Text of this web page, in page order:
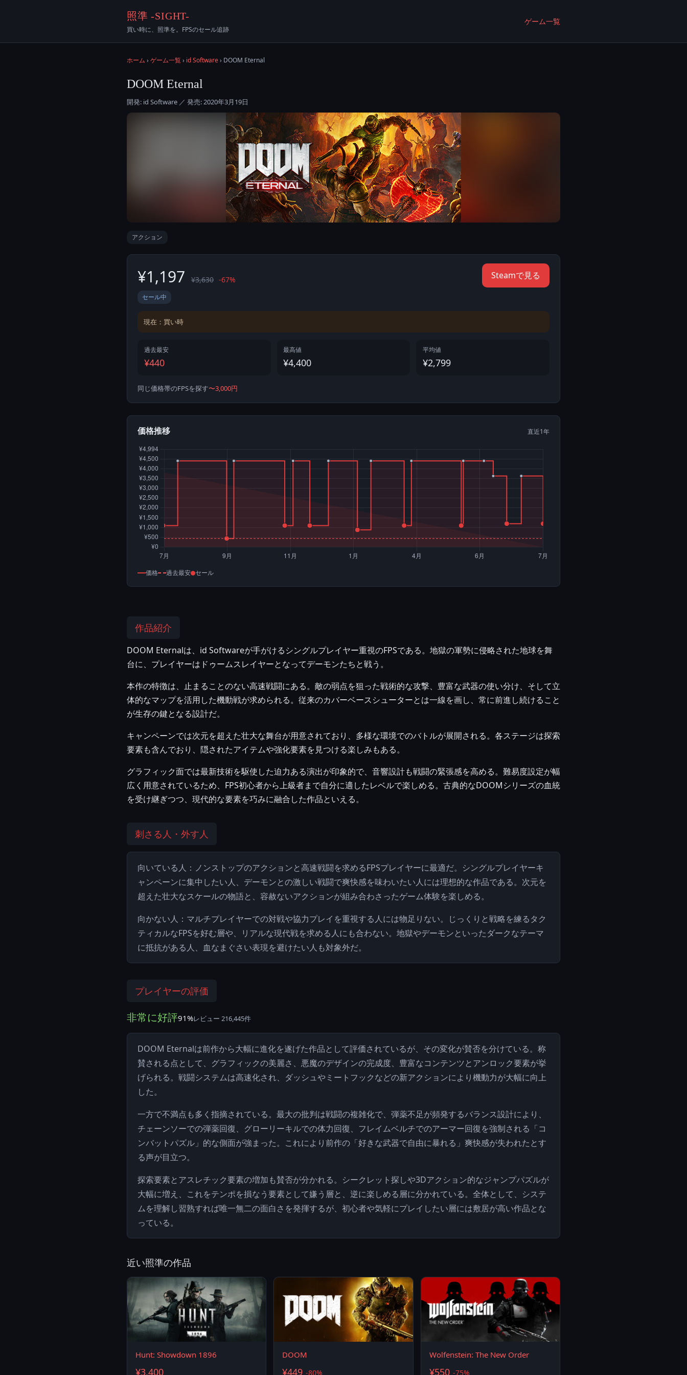
照準 -SIGHT-
買い時に、照準を。FPSのセール追跡
ゲーム一覧
ホーム › ゲーム一覧› id Software› DOOM Eternal
DOOM Eternal
開発: id Software ／ 発売: 2020年3月19日
アクション
¥1,197 ¥3,630 -67%
セール中
Steamで見る
現在：買い時
過去最安
¥440
最高値
¥4,400
平均値
¥2,799
同じ価格帯のFPSを探す〜3,000円
価格推移 直近1年
価格 過去最安 セール
作品紹介
DOOM Eternalは、id Softwareが手がけるシングルプレイヤー重視のFPSである。地獄の軍勢に侵略された地球を舞
台に、プレイヤーはドゥームスレイヤーとなってデーモンたちと戦う。
本作の特徴は、止まることのない高速戦闘にある。敵の弱点を狙った戦術的な攻撃、豊富な武器の使い分け、そして立
体的なマップを活用した機動戦が求められる。従来のカバーベースシューターとは一線を画し、常に前進し続けること
が生存の鍵となる設計だ。
キャンペーンでは次元を超えた壮大な舞台が用意されており、多様な環境でのバトルが展開される。各ステージは探索
要素も含んでおり、隠されたアイテムや強化要素を見つける楽しみもある。
グラフィック面では最新技術を駆使した迫力ある演出が印象的で、音響設計も戦闘の緊張感を高める。難易度設定が幅
広く用意されているため、FPS初心者から上級者まで自分に適したレベルで楽しめる。古典的なDOOMシリーズの血統
を受け継ぎつつ、現代的な要素を巧みに融合した作品といえる。
刺さる人・外す人
向いている人：ノンストップのアクションと高速戦闘を求めるFPSプレイヤーに最適だ。シングルプレイヤーキ
ャンペーンに集中したい人、デーモンとの激しい戦闘で爽快感を味わいたい人には理想的な作品である。次元を
超えた壮大なスケールの物語と、容赦ないアクションが組み合わさったゲーム体験を楽しめる。
向かない人：マルチプレイヤーでの対戦や協力プレイを重視する人には物足りない。じっくりと戦略を練るタク
ティカルなFPSを好む層や、リアルな現代戦を求める人にも合わない。地獄やデーモンといったダークなテーマ
に抵抗がある人、血なまぐさい表現を避けたい人も対象外だ。
プレイヤーの評価
非常に好評91%レビュー 216,445件
DOOM Eternalは前作から大幅に進化を遂げた作品として評価されているが、その変化が賛否を分けている。称
賛される点として、グラフィックの美麗さ、悪魔のデザインの完成度、豊富なコンテンツとアンロック要素が挙
げられる。戦闘システムは高速化され、ダッシュやミートフックなどの新アクションにより機動力が大幅に向上
した。
一方で不満点も多く指摘されている。最大の批判は戦闘の複雑化で、弾薬不足が頻発するバランス設計により、
チェーンソーでの弾薬回復、グローリーキルでの体力回復、フレイムベルチでのアーマー回復を強制される「コ
ンバットパズル」的な側面が強まった。これにより前作の「好きな武器で自由に暴れる」爽快感が失われたとす
る声が目立つ。
探索要素とアスレチック要素の増加も賛否が分かれる。シークレット探しや3Dアクション的なジャンプパズルが
大幅に増え、これをテンポを損なう要素として嫌う層と、逆に楽しめる層に分かれている。全体として、システ
ムを理解し習熟すれば唯一無二の面白さを発揮するが、初心者や気軽にプレイしたい層には敷居が高い作品とな
っている。
近い照準の作品
Hunt: Showdown 1896
¥3,400
DOOM
¥449 -80%
Wolfenstein: The New Order
¥550 -75%